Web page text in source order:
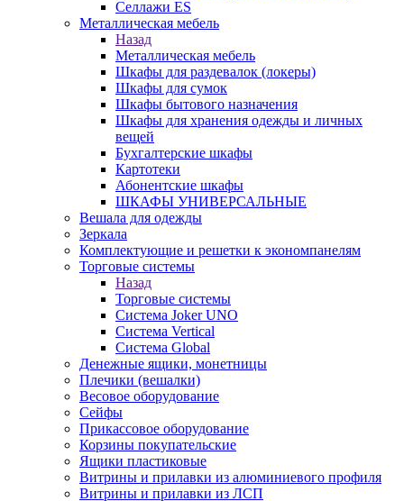
Селлажи ES
Металлическая мебель
Назад
Металлическая мебель
Шкафы для раздевалок (локеры)
Шкафы для сумок
Шкафы бытового назначения
Шкафы для хранения одежды и личных
вещей
Бухгалтерские шкафы
Картотеки
Абонентские шкафы
ШКАФЫ УНИВЕРСАЛЬНЫЕ
Вешала для одежды
Зеркала
Комплектующие и решетки к экономпанелям
Торговые системы
Назад
Торговые системы
Система Joker UNO
Система Vertical
Система Global
Денежные ящики, монетницы
Плечики (вешалки)
Весовое оборудование
Сейфы
Прикассовое оборудование
Корзины покупательские
Ящики пластиковые
Витрины и прилавки из алюминиевого профиля
Витрины и прилавки из ЛСП